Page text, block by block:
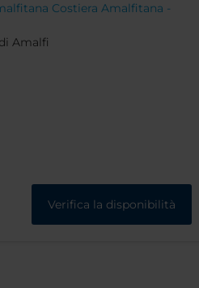
Costiera Amalfitana -
Amalfi
Verifica la disponibilità